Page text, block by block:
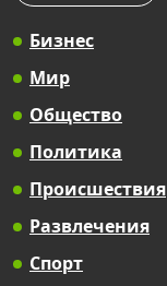
Бизнес
Мир
Общество
Политика
Происшествия
Развлечения
Спорт